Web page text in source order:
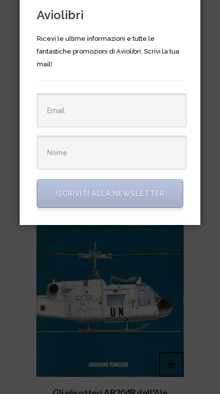
Osprey Combat Aircraft n. 104 –
AV-8B Harrier II Units of
€17,00
Aviolibri
Ricevi le ultime informazioni e tutte le
fantastiche promozioni di Aviolibri. Scrivi la tua
mail!
ISCRIVITI ALLA NEWSLETTER